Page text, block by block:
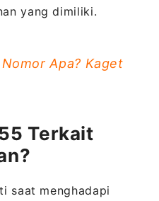
yang dimiliki.
Apa? Kaget
Terkait
saat menghadapi